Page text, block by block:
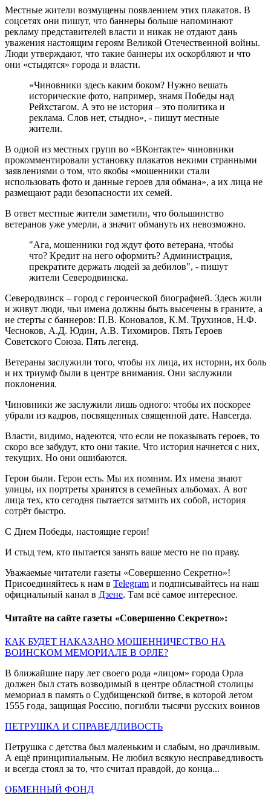
Местные жители возмущены появлением этих плакатов. В
соцсетях они пишут, что баннеры больше напоминают
рекламу представителей власти и никак не отдают дань
уважения настоящим героям Великой Отечественной войны.
Люди утверждают, что такие баннеры их оскорбляют и что
они «стыдятся» города и власти.
«Чиновники здесь каким боком? Нужно вешать
исторические фото, например, знамя Победы над
Рейхстагом. А это не история – это политика и
реклама. Слов нет, стыдно», - пишут местные
жители.
В одной из местных групп во «ВКонтакте» чиновники
прокомментировали установку плакатов некими странными
заявлениями о том, что якобы «мошенники стали
использовать фото и данные героев для обмана», а их лица не
размещают ради безопасности их семей.
В ответ местные жители заметили, что большинство
ветеранов уже умерли, а значит обмануть их невозможно.
"Ага, мошенники год ждут фото ветерана, чтобы
что? Кредит на него оформить? Администрация,
прекратите держать людей за дебилов", - пишут
жители Северодвинска.
Северодвинск – город с героической биографией. Здесь жили
и живут люди, чьи имена должны быть высечены в граните, а
не стерты с баннеров: П.В. Коновалов, К.М. Трухинов, Н.Ф.
Чесноков, А.Д. Юдин, А.В. Тихомиров. Пять Героев
Советского Союза. Пять легенд.
Ветераны заслужили того, чтобы их лица, их истории, их боль
и их триумф были в центре внимания. Они заслужили
поклонения.
Чиновники же заслужили лишь одного: чтобы их поскорее
убрали из кадров, посвященных священной дате. Навсегда.
Власти, видимо, надеются, что если не показывать героев, то
скоро все забудут, кто они такие. Что история начнется с них,
текущих. Но они ошибаются.
Герои были. Герои есть. Мы их помним. Их имена знают
улицы, их портреты хранятся в семейных альбомах. А вот
лица тех, кто сегодня пытается затмить их собой, история
сотрёт быстро.
С Днем Победы, настоящие герои!
И стыд тем, кто пытается занять ваше место не по праву.
Уважаемые читатели газеты «Совершенно Секретно»!
Присоединяйтесь к нам в Telegram и подписывайтесь на наш
официальный канал в Дзене. Там всё самое интересное.
Читайте на сайте газеты «Совершенно Секретно»:
КАК БУДЕТ НАКАЗАНО МОШЕННИЧЕСТВО НА
ВОИНСКОМ МЕМОРИАЛЕ В ОРЛЕ?
В ближайшие пару лет своего рода «лицом» города Орла
должен был стать возводимый в центре областной столицы
мемориал в память о Судбищенской битве, в которой летом
1555 года, защищая Россию, погибли тысячи русских воинов
ПЕТРУШКА И СПРАВЕДЛИВОСТЬ
Петрушка с детства был маленьким и слабым, но драчливым.
А ещё принципиальным. Не любил всякую несправедливость
и всегда стоял за то, что считал правдой, до конца...
ОБМЕННЫЙ ФОНД